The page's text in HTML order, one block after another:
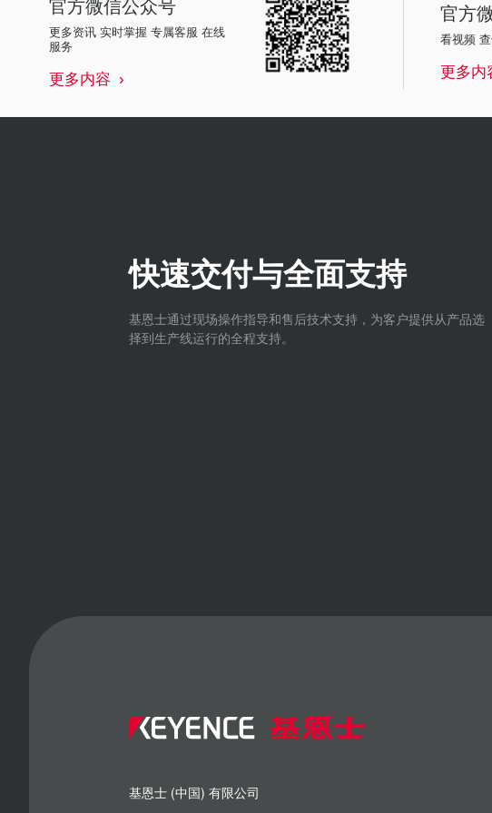
更多资讯 实时掌握 专属客服 在线
服务
更多内容
官方
看视频
更多内
快速交付与全面支持
基恩士通过现场操作指导和售后技术支持，为客户提供从产品选
择到生产线运行的全程支持。
基恩士 (中国) 有限公司